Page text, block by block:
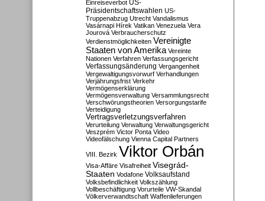
Einreiseverbot US-
Präsidentschaftswahlen US-
Truppenabzug Utrecht Vandalismus
Vasárnapi Hírek Vatikan Venezuela Vera
Jourová Verbraucherschutz
Verdienstmöglichkeiten Vereinigte
Staaten von Amerika Vereinte
Nationen Verfahren Verfassungsgericht
Verfassungsänderung Vergangenheit
Vergewaltigungsvorwurf Verhandlungen
Verjährungsfrist Verkehr
Vermögenserklärung
Vermögensverwaltung Versammlungsrecht
Verschwörungstheorien Versorgungstarife
Verteidigung
Vertragsverletzungsverfahren
Verurteilung Verwaltung Verwaltungsgericht
Veszprém Victor Ponta Video
Videofälschung Vienna Capital Partners
VIII. Bezirk Viktor Orbán
Visa-Affäre Visafreiheit Visegrád-
Staaten Vodafone Volksaufstand
Volksbefindlichkeit Volkszählung
Vollbeschäftigung Vorurteile VW-Skandal
Völkerverwandtschaft Waffenlieferungen